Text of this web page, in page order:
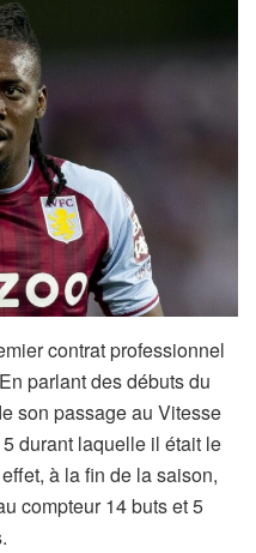
contrat professionnel
parlant des débuts du
son passage au Vitesse
durant laquelle il était le
à la fin de la saison,
compteur 14 buts et 5